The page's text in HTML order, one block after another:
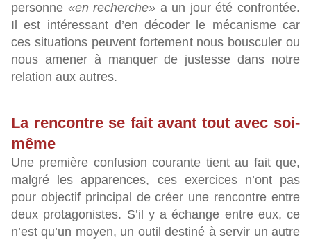
personne «en recherche» a un jour été confrontée.
Il est intéressant d’en décoder le mécanisme car
ces situations peuvent fortement nous bousculer ou
nous amener à manquer de justesse dans notre
relation aux autres.
La rencontre se fait avant tout avec soi-
même
Une première confusion courante tient au fait que,
malgré les apparences, ces exercices n’ont pas
pour objectif principal de créer une rencontre entre
deux protagonistes. S’il y a échange entre eux, ce
n’est qu’un moyen, un outil destiné à servir un autre